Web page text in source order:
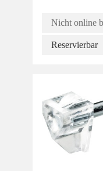
Nicht online
Reservierbar